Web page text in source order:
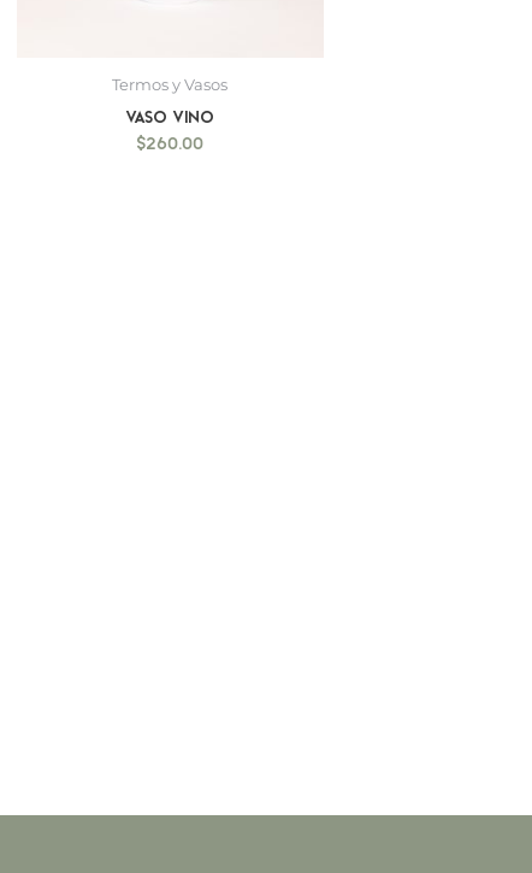
Termos y Vasos
Vaso Vino
$260.00